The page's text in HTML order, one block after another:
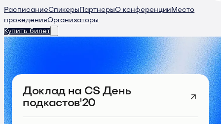
РасписаниеСпикеры ПартнерыО конференции Место
проведенияОрганизаторы
Купить билет
Доклад на CS День
подкастов'20